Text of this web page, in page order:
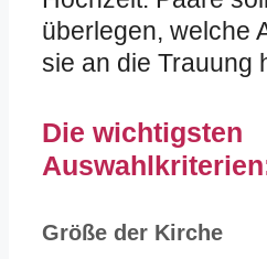
überlegen, welche
sie an die Trauung
Die wichtigsten
Größe der Kirche